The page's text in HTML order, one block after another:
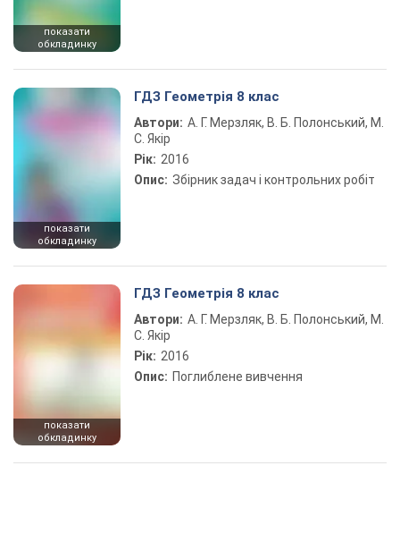
показати
обкладинку
показати
обкладинку
ГДЗ Геометрія 8 клас
Автори: А. Г. Мерзляк, В. Б. Полонський, М.
С. Якір
Рік: 2016
Опис: Збірник задач і контрольних робіт
показати
обкладинку
ГДЗ Геометрія 8 клас
Автори: А. Г. Мерзляк, В. Б. Полонський, М.
С. Якір
Рік: 2016
Опис: Поглиблене вивчення